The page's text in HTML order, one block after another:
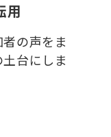
用
の声をま
台にしま